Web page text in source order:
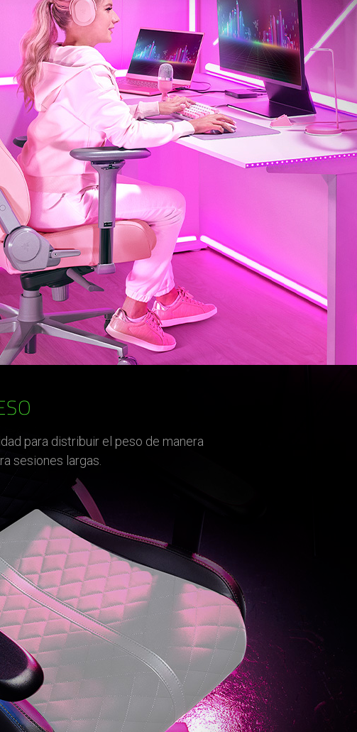
para distribuir el peso de manera
sesiones largas.